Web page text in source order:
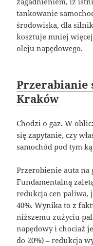
tankowanie
środowiska, dla
kosztuje mniej
oleju napędowego.
Przerabianie
Kraków
Chodzi o gaz. W
się zapytanie, czy
samochód pod tym
Przerobienie auta na
Fundamentalną
redukcja cen paliwa,
40%. Wynika to z
niższemu zużyciu
napędowy i chociaż
do 20%) – redukcja